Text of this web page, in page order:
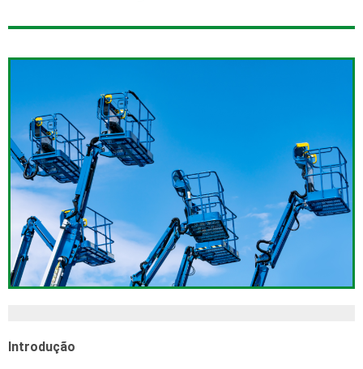
Introdução